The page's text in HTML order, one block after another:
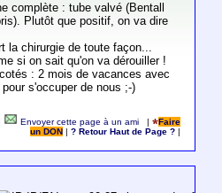
complète : tube valvé (Bentall
Plutôt que positif, on va dire
la chirurgie de toute façon...
si on sait qu'on va dérouiller !
: 2 mois de vacances avec
s'occuper de nous ;-)
Envoyer cette page à un ami |
Faire
un DON
|? Retour Haut de Page ?